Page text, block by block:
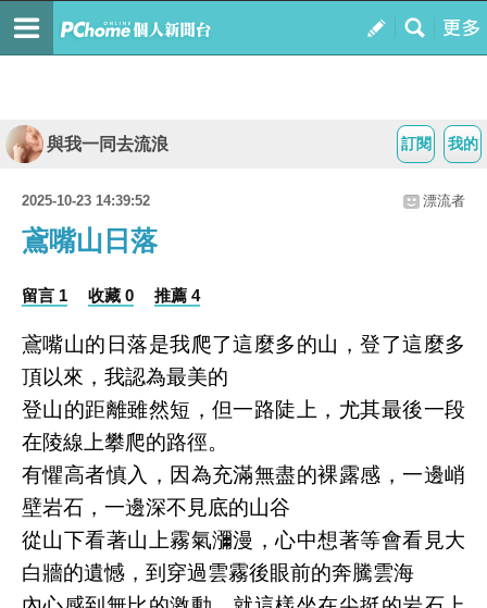
我的
訂閱
與我一同去流浪
2025-10-23 14:39:52 漂流者
鳶嘴山日落
留言 1 收藏 0 推薦 4
鳶嘴山的日落是我爬了這麼多的山，登了這麼多
頂以來，我認為最美的
登山的距離雖然短，但一路陡上，尤其最後一段
在陵線上攀爬的路徑。
有懼高者慎入，因為充滿無盡的裸露感，一邊峭
壁岩石，一邊深不見底的山谷
從山下看著山上霧氣瀰漫，心中想著等會看見大
白牆的遺憾，到穿過雲霧後眼前的奔騰雲海